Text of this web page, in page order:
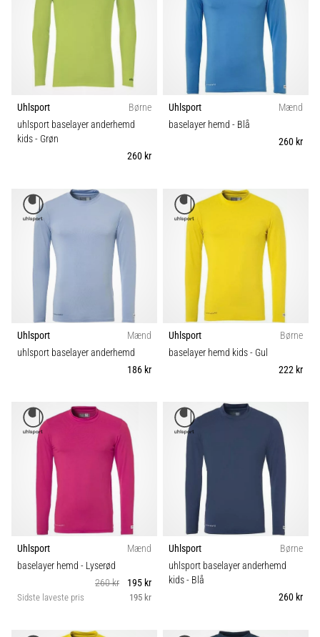
Uhlsport
Børne
uhlsport baselayer anderhemd
kids- Grøn
260 kr
Uhlsport
Mænd
baselayer hemd - Blå
260 kr
Uhlsport
Mænd
uhlsport baselayer anderhemd
186 kr
Uhlsport
Børne
baselayer hemd kids- Gul
222 kr
Uhlsport
Mænd
baselayer hemd - Lyserød
260 kr
195 kr
Sidste laveste pris 195 kr
Uhlsport
Børne
uhlsport baselayer anderhemd
kids- Blå
260 kr